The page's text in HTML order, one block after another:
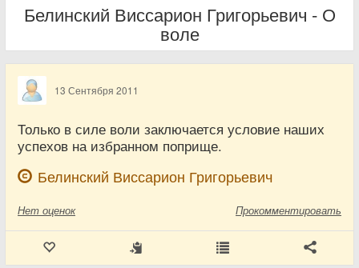
Белинский Виссарион Григорьевич - О
воле
13 Сентября 2011
Только в силе воли заключается условие наших
успехов на избранном поприще.
Белинский Виссарион Григорьевич
Нет оценок Прокомментировать